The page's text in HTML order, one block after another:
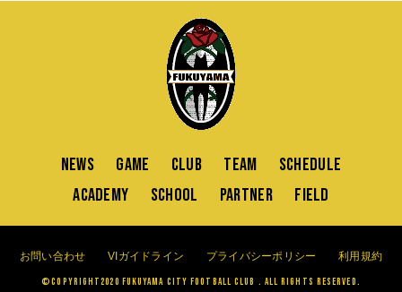
NEWS GAME CLUB TEAM
SCHEDULE
ACADEMY
SCHOOL PARTNER FIELD
お問い合わせ VIガイドライン プライバシーポリシー 利用規約
©Copyright2020 FUKUYAMA CITY FOOTBALL CLUB . All Rights Reserved.